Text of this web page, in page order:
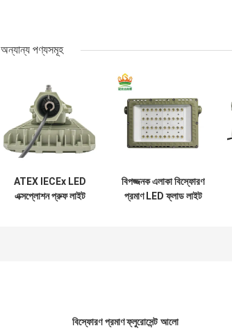
অন্যান্য পণ্যসমূহ
ATEX IECEx LED
এক্সপ্লোশন প্রুফ লাইট
বিপজ্জনক এলাকা বিস্ফোরণ
প্রমাণ LED ফ্লাড লাইট
বিস্ফোরণ প্রমাণ ফ্লুরোসেন্ট আলো